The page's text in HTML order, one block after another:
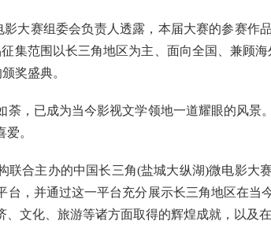
赛组委会负责人透露，本届大赛的参赛作品
集范围以长三角地区为主、面向全国、兼顾
奖盛典。
已成为当今影视文学领地一道耀眼的风景
。
合主办的中国长三角(盐城大纵湖)微电影大
台，并通过这一平台充分展示长三角地区在
文化、旅游等诸方面取得的辉煌成就，以及